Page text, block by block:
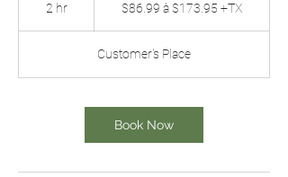
2 hr
$173.95$86.99 à $173.95 +TX
Customer's Place
Book Now